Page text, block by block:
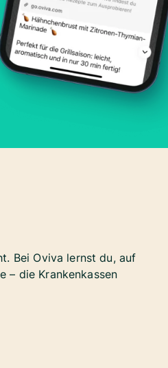
Bei Oviva lernst du, auf
– die Krankenkassen